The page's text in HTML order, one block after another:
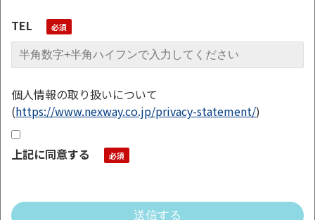
TEL
個人情報の取り扱いについて
(https://www.nexway.co.jp/privacy-statement/)
上記に同意する